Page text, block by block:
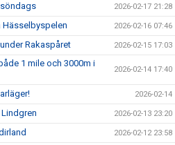
2026-02-17 21:28
2026-02-16 07:46
Rakaspåret 2026-02-15 17:03
1 mile och 3000m i
2026-02-14 17:40
2026-02-14
2026-02-13 23:20
2026-02-12 23:58